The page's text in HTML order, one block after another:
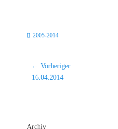
Kategorien
2005-2014
Beitragsnavigation
← Vorheriger
Vorheriger
16.04.2014
Archiv